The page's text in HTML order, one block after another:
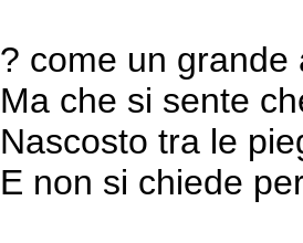
? come un grande
Ma che si sente
Nascosto tra le
E non si chiede